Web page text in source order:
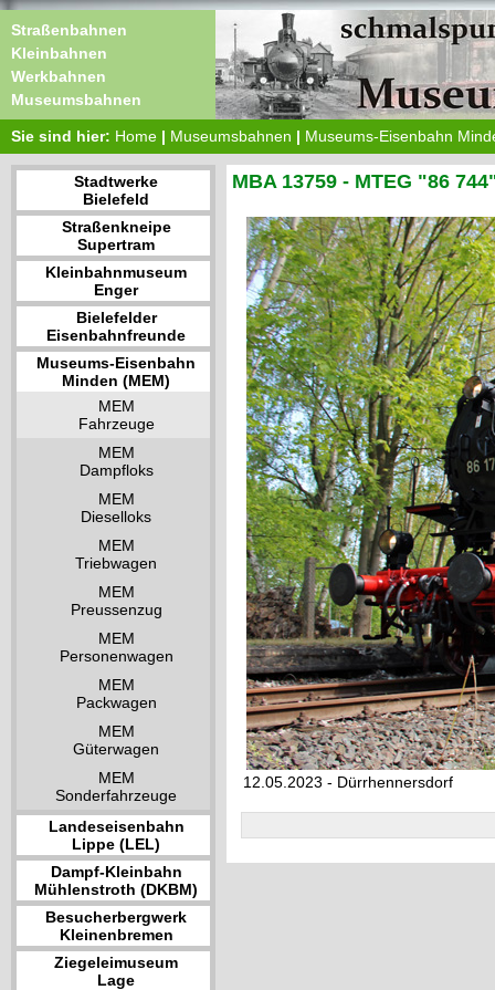
Straßenbahnen
Kleinbahnen
Werkbahnen
Museumsbahnen
Sie sind hier: Home | Museumsbahnen | Museums-Eisenbahn
Stadtwerke
Bielefeld
Straßenkneipe
Supertram
Kleinbahnmuseum
Enger
Bielefelder
Eisenbahnfreunde
Museums-Eisenbahn
Minden (MEM)
MEM
Fahrzeuge
MEM
Dampfloks
MEM
Dieselloks
MEM
Triebwagen
MEM
Preussenzug
MEM
Personenwagen
MEM
Packwagen
MEM
Güterwagen
MEM
Sonderfahrzeuge
Landeseisenbahn
Lippe (LEL)
Dampf-Kleinbahn
Mühlenstroth (DKBM)
Besucherbergwerk
Kleinenbremen
Ziegeleimuseum
Lage
MBA 13759 - MTEG "86
12.05.2023 - Dürrhennersdorf